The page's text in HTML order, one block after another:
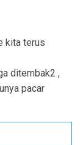
kita terus
ditembak2 ,
pacar